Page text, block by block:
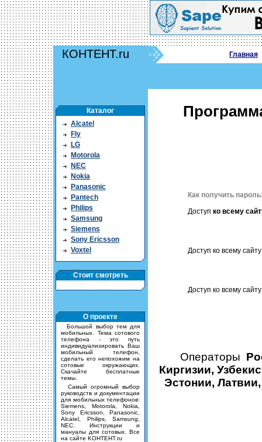
КОНТЕНТ.ru Главная
Каталог
Alcatel
Fly
LG
Motorola
NEC
Nokia
Panasonic
Pantech
Philips
Samsung
Siemens
Sony Ericsson
Voxtel
Стоит смотреть
О проекте
Большой выбор тем для
мобильных. Тема сотового
телефона - это путь
индивидуализировать Ваш
мобильный телефон,
сделать его непохожим на
сотовые окружающих.
Скачайте бесплатные
темы.
Самый огромный выбор
руководств и документации
для мобильных телефонов:
Siemens, Motorola, Nokia,
Sony Ericsson, Panasonic,
Alcatel, Philips, Samsung,
NEC. Инструкции и
мануалы для сотовых. Все
на сайте KOHTEHT.ru
Как получить
Доступ ко всему
Доступ ко всему
Доступ ко всему
Операторы
Киргизии,
Эстонии,